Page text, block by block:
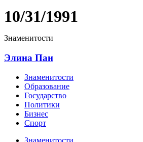
10/31/1991
Знаменитости
Элина Пан
Знаменитости
Образование
Государство
Политики
Бизнес
Спорт